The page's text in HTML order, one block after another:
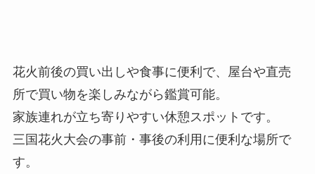
花火前後の買い出しや食事に便利で、屋台や直売
所で買い物を楽しみながら鑑賞可能。
家族連れが立ち寄りやすい休憩スポットです。
三国花火大会の事前・事後の利用に便利な場所で
す。